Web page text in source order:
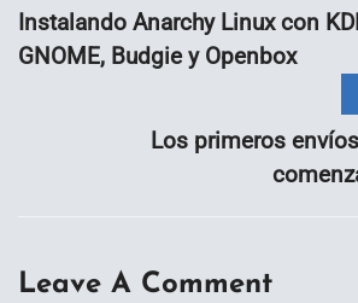
Instalando Anarchy Linux con
GNOME, Budgie y Openbox
Los primeros
Leave A Comment